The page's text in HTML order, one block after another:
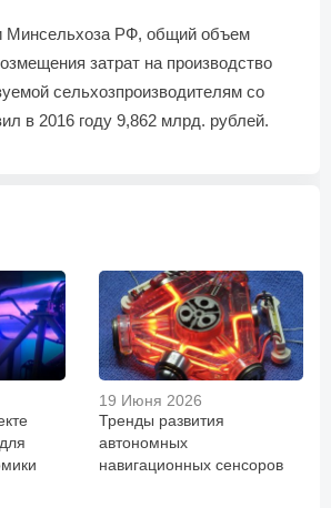
Минсельхоза РФ, общий объем
затрат на производство
сельхозпроизводителям со
в 2016 году 9,862 млрд. рублей.
19 Июня 2026
Тренды развития
автономных
навигационных сенсоров